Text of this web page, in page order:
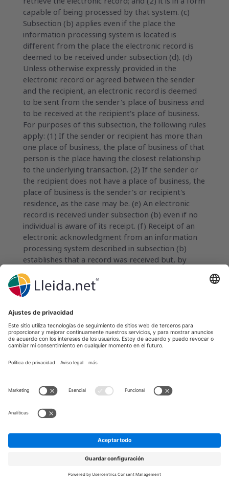
capable of being processed by that system. (c)
Subsection (b) applies even if the place the
information processing system is located is
different from the place the electronic record is
deemed to be received under subsection (d). (d)
Unless otherwise expressly provided in the
electronic record or agreed between the sender
and the recipient, an electronic record is deemed
to be sent from the sender's place of business and
to be received at the recipient's place of business.
For purposes of this subsection, the following rules
apply: (1) If the sender or recipient has more than
one place of business, the place of business of that
person is the place having the closest relationship
to the underlying transaction. (2) If the sender or
the recipient does not have a place of business, the
place of business is the sender's or recipient's
residence, as the case may be. (e) An electronic
record is received under subsection (b) even if no
individual is aware of its receipt. (f) Receipt of an
electronic acknowledgment from an information
processing system described in subsection (b)
establishes that a record was received but, by
itself, does not establish that the content sent
corresponds to the content received. (g) If a
person is aware that an electronic record
purportedly received under subsection (b), was not
actually sent or received, the legal effect of the
sending or receipt is determined by other
applicable law. Except to the extent permitted by
the other law, the requirements of this subsection
Uruguay
Ley 18.600 de 21 de septiembre 2009 sobre
documento electrónico y firma electrónica
electrónicos).- Los documentos electrónicos